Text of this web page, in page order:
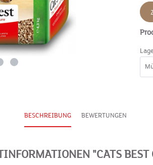
BESCHREIBUNG BEWERTUNGEN
"CATS